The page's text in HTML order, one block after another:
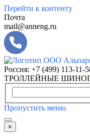
Перейти к контенту
Почта
mail@anneng.ru
Россия: +7 (499) 113-11-
ТРОЛЛЕЙНЫЕ
Пропустить меню
×